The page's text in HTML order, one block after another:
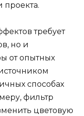
проекта.
требует
но и
от опытных
способах
фильтр
цветовую